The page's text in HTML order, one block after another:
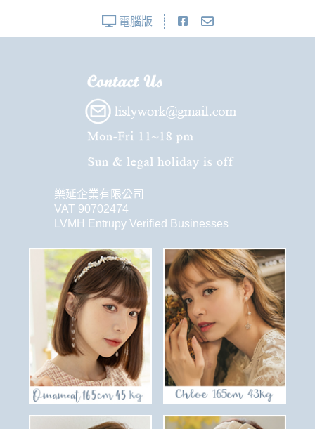
電腦版
樂延企業有限公司
VAT 90702474
LVMH Entrupy Verified Businesses